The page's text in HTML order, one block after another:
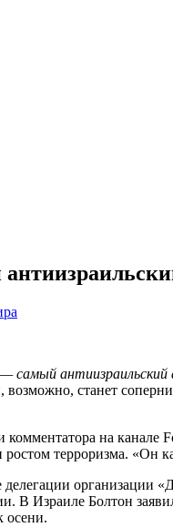
самый
станет
на
ростом терроризма. «Он
делегации
Израиле Болтон
осени.